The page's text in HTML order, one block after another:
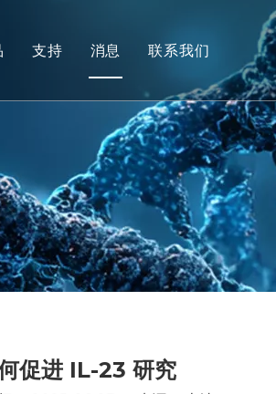
人体组织和离体模型
综合疗效评价
转化医学和生物标志物
IND 提交支持
支持
常问问题
客户评价
消息 联系我们
促进 IL-23 研究